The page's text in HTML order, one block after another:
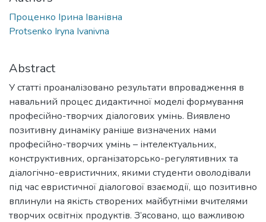
Проценко Ірина Іванівна
Protsenko Iryna Ivanivna
Abstract
У статті проаналізовано результати впровадження в
навальний процес дидактичної моделі формування
професійно-творчих діалогових умінь. Виявлено
позитивну динаміку раніше визначених нами
професійно-творчих умінь – інтелектуальних,
конструктивних, організаторсько-регулятивних та
діалогічно-евристичних, якими студенти оволодівали
під час евристичної діалогової взаємодії, що позитивно
вплинули на якість створених майбутніми вчителями
творчих освітніх продуктів. З’ясовано, що важливою